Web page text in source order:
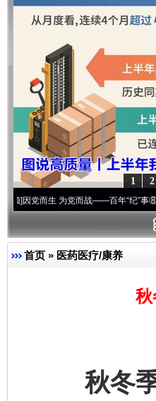
2
1
生 为党而战——百年“纪”事⑧加强纪律..
首页 » 医药医疗/康养
秋冬季